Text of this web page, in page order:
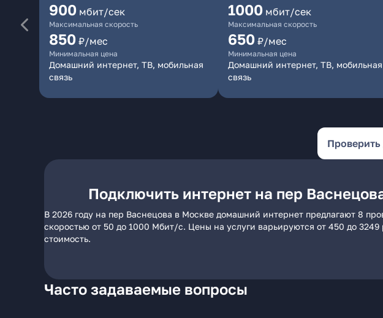
900 мбит/сек
Максимальная скорость
850 ₽/мес
Минимальная цена
Домашний интернет, ТВ, мобильная
связь
1000 мбит/сек
Максимальная скорость
650 ₽/мес
Минимальная цена
Домашний интернет, ТВ, мобильная
связь
Проверить
Подключить интернет на пер
В 2026 году на пер Васнецова в Москве домашний интернет предлагают 8
скоростью от 50 до 1000 Мбит/с. Цены на услуги варьируются от 450 до
стоимость.
Часто задаваемые вопросы